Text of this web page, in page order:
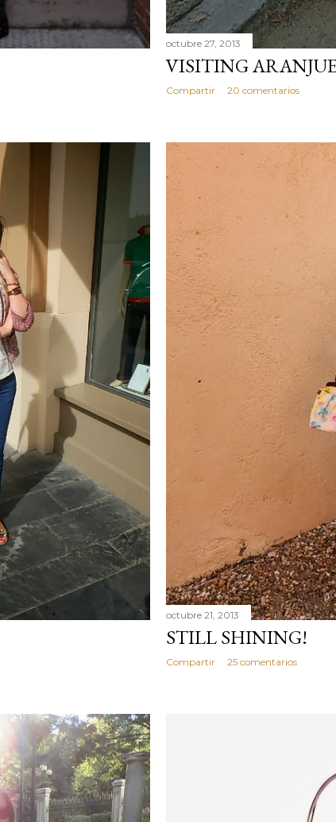
octubre 27, 2013
VISITING
Compartir 20 comentarios
octubre 21, 2013
STILL SHINING!
Compartir 25 comentarios